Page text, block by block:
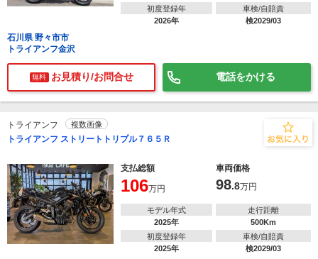
初度登録年
2026年
車検/自賠責
検2029/03
石川県 野々市市
トライアンフ金沢
無料 お見積り/お問合せ 電話をかける
トライアンフ 複数画像
トライアンフ ストリートトリプル７６５Ｒ
支払総額 車両価格
106万円 98.8万円
モデル年式
2025年
走行距離
500Km
初度登録年
2025年
車検/自賠責
検2029/03